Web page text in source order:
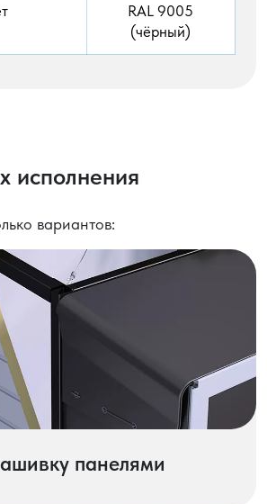
RAL 9005
(чёрный)
исполнения
вариантов:
панелями